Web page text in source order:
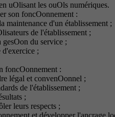
uOlisant les ouOls numériques.
son foncOonnement :
maintenance d'un établissement ;
de l'établissement ;
du service ;
d'exercice ;
foncOonnement :
légal et convenOonnel ;
de l'établissement ;
;
leurs respects ;
et développer l'ancrage